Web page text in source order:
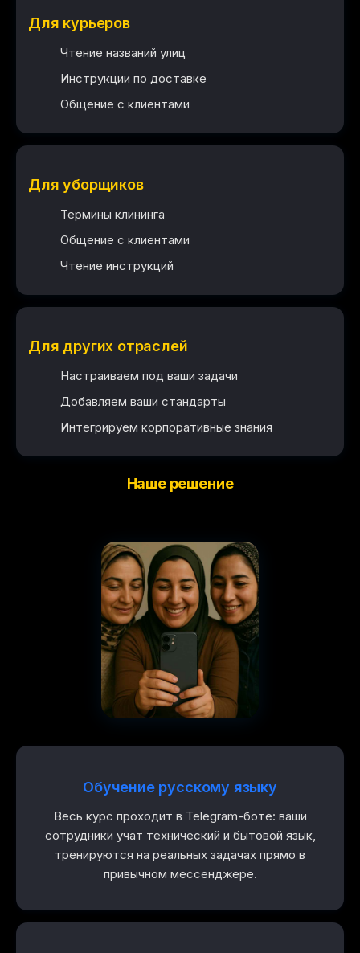
Для курьеров
Чтение названий улиц
Инструкции по доставке
Общение с клиентами
Для уборщиков
Термины клининга
Общение с клиентами
Чтение инструкций
Для других отраслей
Настраиваем под ваши задачи
Добавляем ваши стандарты
Интегрируем корпоративные знания
Наше решение
Обучение русскому языку
Весь курс проходит в Telegram-боте: ваши
сотрудники учат технический и бытовой язык,
тренируются на реальных задачах прямо в
привычном мессенджере.